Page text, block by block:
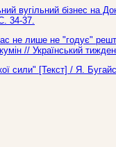
вугільний бізнес
34-37.
не лише не "годує"
// Український
сили" [Текст] / Я.